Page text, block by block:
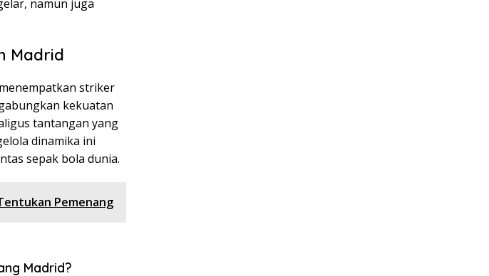
namun juga
Madrid
striker
kekuatan
tantangan yang
dinamika ini
sepak bola dunia.
Pemenang
Madrid?